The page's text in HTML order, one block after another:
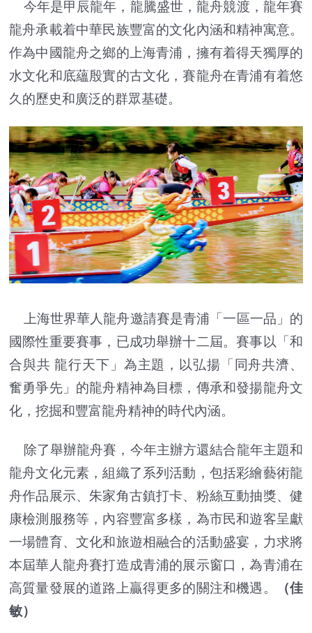
今年是甲辰龍年，龍騰盛世，龍舟競渡，龍年賽
龍舟承載着中華民族豐富的文化內涵和精神寓意。
作為中國龍舟之鄉的上海青浦，擁有着得天獨厚的
水文化和底蘊殷實的古文化，賽龍舟在青浦有着悠
久的歷史和廣泛的群眾基礎。
上海世界華人龍舟邀請賽是青浦「一區一品」的
國際性重要賽事，已成功舉辦十二屆。賽事以「和
合與共 龍行天下」為主題，以弘揚「同舟共濟、
奮勇爭先」的龍舟精神為目標，傳承和發揚龍舟文
化，挖掘和豐富龍舟精神的時代內涵。
除了舉辦龍舟賽，今年主辦方還結合龍年主題和
龍舟文化元素，組織了系列活動，包括彩繪藝術龍
舟作品展示、朱家角古鎮打卡、粉絲互動抽獎、健
康檢測服務等，內容豐富多樣，為市民和遊客呈獻
一場體育、文化和旅遊相融合的活動盛宴，力求將
本屆華人龍舟賽打造成青浦的展示窗口，為青浦在
高質量發展的道路上贏得更多的關注和機遇。
（佳
敏）